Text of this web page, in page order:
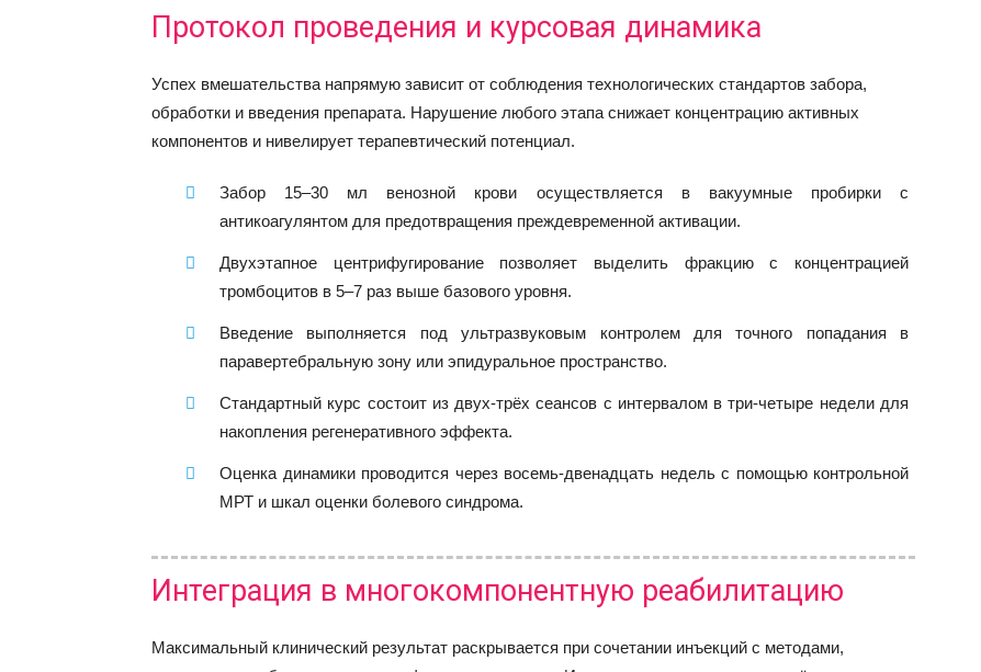
Протокол проведения и курсовая динамика
Успех вмешательства напрямую зависит от соблюдения технологических стандартов забора,
обработки и введения препарата. Нарушение любого этапа снижает концентрацию активных
компонентов и нивелирует терапевтический потенциал.
Забор 15–30 мл венозной крови осуществляется в вакуумные пробирки с
антикоагулянтом для предотвращения преждевременной активации.
Двухэтапное центрифугирование позволяет выделить фракцию с концентрацией
тромбоцитов в 5–7 раз выше базового уровня.
Введение выполняется под ультразвуковым контролем для точного попадания в
паравертебральную зону или эпидуральное пространство.
Стандартный курс состоит из двух-трёх сеансов с интервалом в три-четыре недели для
накопления регенеративного эффекта.
Оценка динамики проводится через восемь-двенадцать недель с помощью контрольной
МРТ и шкал оценки болевого синдрома.
Интеграция в многокомпонентную реабилитацию
Максимальный клинический результат раскрывается при сочетании инъекций с методами,